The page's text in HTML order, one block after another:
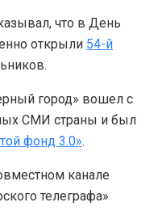
что в День
открыли 54-й
город» вошел с
СМИ страны и был
фонд 3.0».
канале
телеграфа»